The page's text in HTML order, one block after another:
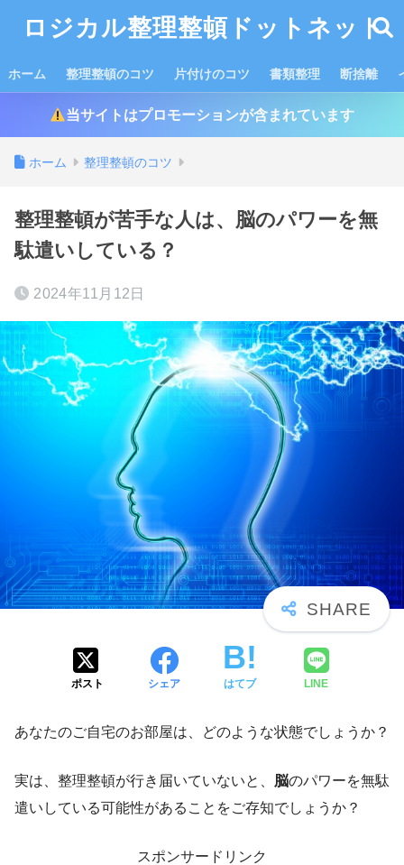
ロジカル整理整頓ドットネット
ホーム 整理整頓のコツ 片付けのコツ 書類整理 断捨離
当サイトはプロモーションが含まれています
ホーム 整理整頓のコツ
整理整頓が苦手な人は、脳のパワーを無
駄遣いしている？
2024年11月12日
ポスト シェア はてブ LINE
あなたのご自宅のお部屋は、どのような状態でしょうか？
実は、整理整頓が行き届いていないと、 脳のパワーを無駄
遣いしている可能性があることをご存知でしょうか？
スポンサードリンク